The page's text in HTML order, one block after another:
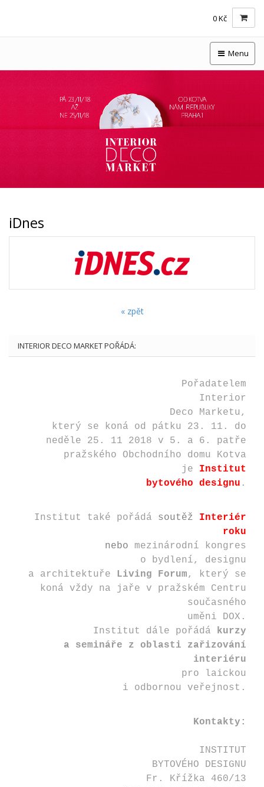
0 Kč
Menu
iDnes
« zpět
INTERIOR DECO MARKET POŘÁDÁ:
Pořadatelem
Interior
Deco Marketu,
který se koná od pátku 23. 11. do
neděle 25. 11 2018 v 5. a 6. patře
pražského Obchodního domu Kotva
je Institut
bytového designu .
Institut také pořádá soutěž
Interiér
roku
nebo
mezinárodní kongres
o bydlení, designu
a architektuře Living Forum, který se
koná vždy na jaře v pražském Centru
současného
uměni DOX.
Institut dále pořádá kurzy
a semináře z oblasti zařizování
interiéru
pro laickou
i odbornou veřejnost.
Kontakty:
INSTITUT
BYTOVÉHO DESIGNU
Fr. Křížka 460/13